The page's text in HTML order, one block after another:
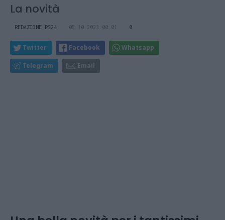
La novità
REDAZIONE PS24 05.10.2023 00:01 0
Twitter Facebook Whatsapp
Telegram Email